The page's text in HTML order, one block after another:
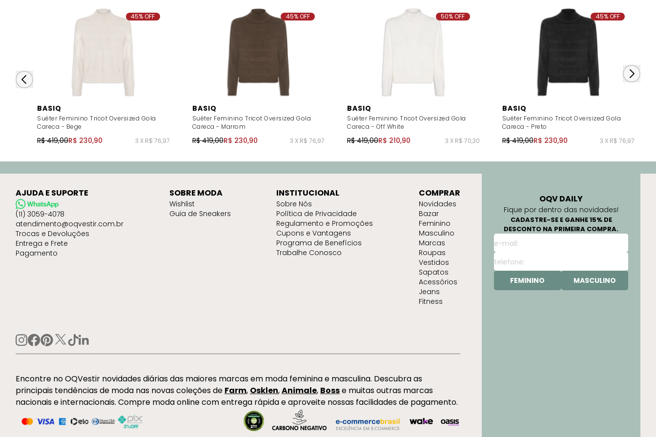
BASIQ
Suéter Feminino Tricot Oversized Gola
Careca - Bege
R$ 419,00R$ 230,90 3 X R$ 76,97
45% OFF
BASIQ
Suéter Feminino Tricot Oversized Gola
Careca - Marrom
R$ 419,00R$ 230,90 3 X R$ 76,97
45% OFF
BASIQ
Suéter Feminino Tricot Oversized Gola
Careca - Off White
R$ 419,00R$ 210,90 3 X R$ 70,30
50% OFF
BASIQ
Suéter Feminino Tricot Oversized Gola
Careca - Preto
R$ 419,00R$ 230,90 3 X R$ 76,97
45% OFF
OQV DAILY
Fique por dentro das novidades!
CADASTRE-SE E GANHE 15% DE
DESCONTO NA PRIMEIRA COMPRA.
FEMININO MASCULINO
AJUDA E SUPORTE
(11) 3059-4078
atendimento@oqvestir.com.br
Trocas e Devoluções
Entrega e Frete
Pagamento
SOBRE MODA
Wishlist
Guia de Sneakers
INSTITUCIONAL
Sobre Nós
Política de Privacidade
Regulamento e Promoções
Cupons e Vantagens
Programa de Benefícios
Trabalhe Conosco
COMPRAR
Novidades
Bazar
Feminino
Masculino
Marcas
Roupas
Vestidos
Sapatos
Acessórios
Jeans
Fitness
Encontre no OQVestir novidades diárias das maiores marcas em moda feminina e masculina. Descubra as
principais tendências de moda nas novas coleções de Farm, Osklen,Animale, Bosse muitas outras marcas
nacionais e internacionais. Compre moda online com entrega rápida e aproveite nossas facilidades de pagamento.